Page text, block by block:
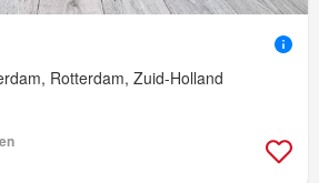
Rotterdam, Zuid-Holland